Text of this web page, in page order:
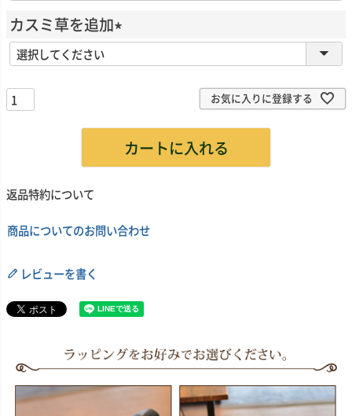
須
)
カスミ草を追加
お気に入りに登録する
カートに入れる
返品特約について
商品についてのお問い合わせ
レビューを書く